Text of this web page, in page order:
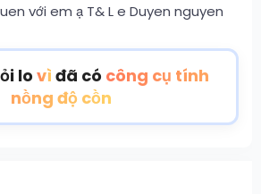
với em ạ T& L e Duyen nguyen
lovì đã có công cụ tính
nồng độ cồn